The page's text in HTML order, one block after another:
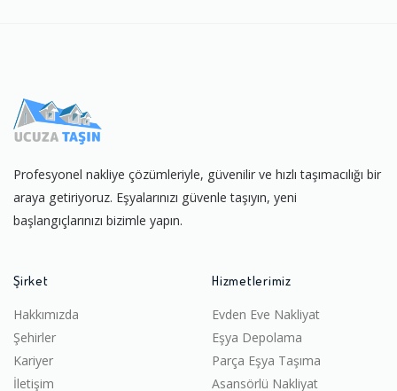
Profesyonel nakliye çözümleriyle, güvenilir ve hızlı taşımacılığı bir
araya getiriyoruz. Eşyalarınızı güvenle taşıyın, yeni
başlangıçlarınızı bizimle yapın.
Şirket
Hakkımızda
Şehirler
Kariyer
İletişim
Hizmetlerimiz
Evden Eve Nakliyat
Eşya Depolama
Parça Eşya Taşıma
Asansörlü Nakliyat